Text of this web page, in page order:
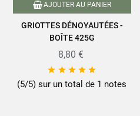
AJOUTER AU PANIER
GRIOTTES DÉNOYAUTÉES -
BOÎTE 425G
8,80 €
    
(5/5) sur un total de 1 notes